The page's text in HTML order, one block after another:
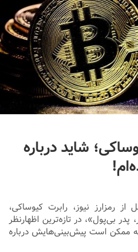
شاید درباره
رمزارز نیوز، رابرت کیوساکی،
بی‌پول»، در تازه‌ترین اظهارنظر
ممکن است پیش‌بینی‌هایش درباره